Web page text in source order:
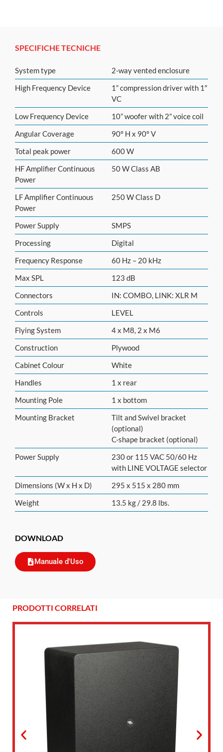
SPECIFICHE TECNICHE
System type
2-way vented enclosure
High Frequency Device
1” compression driver with 1″
VC
Low Frequency Device
10” woofer with 2” voice coil
Angular Coverage
90° H x 90° V
Total peak power
600 W
HF Amplifier Continuous
Power
50 W Class AB
LF Amplifier Continuous
Power
250 W Class D
Power Supply
SMPS
Processing
Digital
Frequency Response
60 Hz – 20 kHz
Max SPL
123 dB
Connectors
IN: COMBO, LINK: XLR M
Controls
LEVEL
Flying System
4 x M8, 2 x M6
Construction
Plywood
Cabinet Colour
White
Handles
1 x rear
Mounting Pole
1 x bottom
Mounting Bracket
Tilt and Swivel bracket
(optional)
C-shape bracket (optional)
Power Supply
230 or 115 VAC 50/60 Hz
with LINE VOLTAGE selector
Dimensions (W x H x D)
295 x 515 x 280 mm
Weight
13.5 kg / 29.8 lbs.
DOWNLOAD
Manuale d'Uso
PRODOTTI CORRELATI